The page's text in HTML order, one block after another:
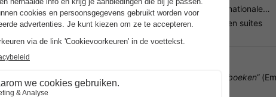
Centrale uitvalsbasis voor internationale…
Stijlvolle en ruime hotelkamers en suites
Trustpilot beoordelingen
Al 10.064+ reizigers gingen je voor! — „Al vakantie bij het boeken“